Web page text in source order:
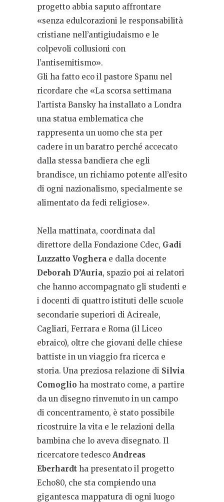
progetto abbia saputo affrontare
«senza edulcorazioni le responsabilità
cristiane nell’antigiudaismo e le
colpevoli collusioni con
l’antisemitismo».
Gli ha fatto eco il pastore Spanu nel
ricordare che «La scorsa settimana
l’artista Bansky ha installato a Londra
una statua emblematica che
rappresenta un uomo che sta per
cadere in un baratro perché accecato
dalla stessa bandiera che egli
brandisce, un richiamo potente all’esito
di ogni nazionalismo, specialmente se
alimentato da fedi religiose».
Nella mattinata, coordinata dal
direttore della Fondazione Cdec, Gadi
Luzzatto Voghera e dalla docente
Deborah D’Auria, spazio poi ai relatori
che hanno accompagnato gli studenti e
i docenti di quattro istituti delle scuole
secondarie superiori di Acireale,
Cagliari, Ferrara e Roma (il Liceo
ebraico), oltre che giovani delle chiese
battiste in un viaggio fra ricerca e
storia. Una preziosa relazione di Silvia
Comoglio ha mostrato come, a partire
da un disegno rinvenuto in un campo
di concentramento, è stato possibile
ricostruire la vita e le relazioni della
bambina che lo aveva disegnato. Il
ricercatore tedesco Andreas
Eberhardt ha presentato il progetto
Echo80, che sta compiendo una
gigantesca mappatura di ogni luogo